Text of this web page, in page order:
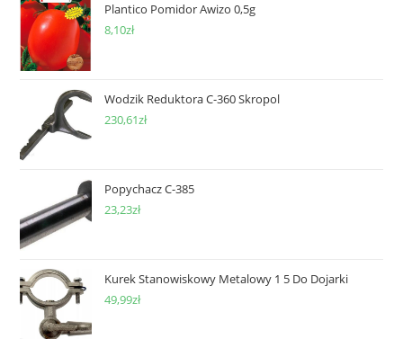
Plantico Pomidor Awizo 0,5g
8,10zł
Wodzik Reduktora C-360 Skropol
230,61zł
Popychacz C-385
23,23zł
Kurek Stanowiskowy Metalowy 1 5 Do Dojarki
49,99zł